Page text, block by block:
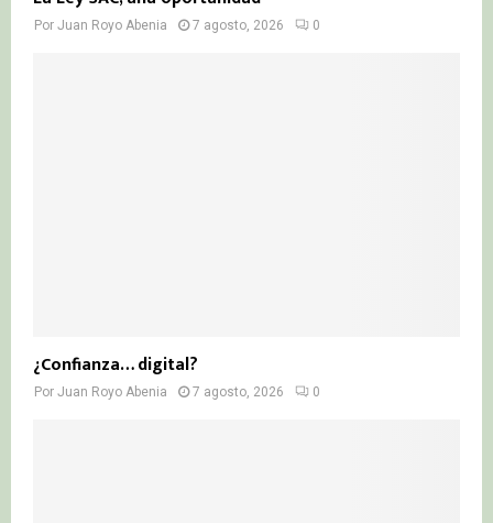
Por Juan Royo Abenia 7 agosto, 2026 0
¿Confianza… digital?
Por Juan Royo Abenia 7 agosto, 2026 0